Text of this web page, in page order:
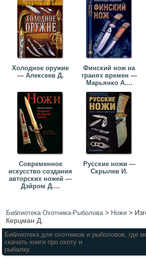
Холодное оружие
— Алексеев Д.
Финский нож на
гранях времен —
Марьянко А....
Современное
искусство создания
авторских ножей —
Дэйром Д....
Русские ножи —
Скрылев И.
Библиотека Охотника-Рыболова> Ножи >
Керцман Д.
Библиотека для охотников и рыболовов, где
скачать книги про охоту и